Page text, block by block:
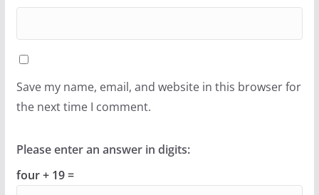
Save my name, email, and website in this browser for
the next time I comment.
Please enter an answer in digits:
four + 19 =